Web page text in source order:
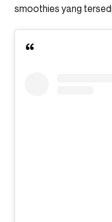
smoothies yang